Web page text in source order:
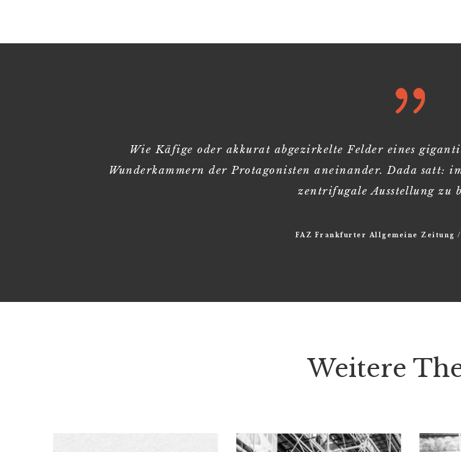
Wie Käfige oder akkurat abgezirkelte Felder eines
Wunderkammern der Protagonisten aneinander. Dada satt:
zentrifugale Ausstellung zu
FAZ Frankfurter Allgemeine Zeitung
Weitere